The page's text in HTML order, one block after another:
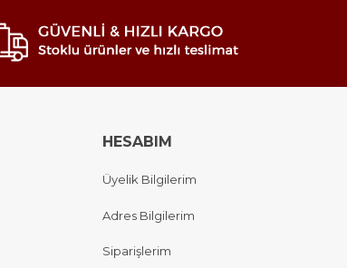
HESABIM
Üyelik Bilgilerim
Adres Bilgilerim
Siparişlerim